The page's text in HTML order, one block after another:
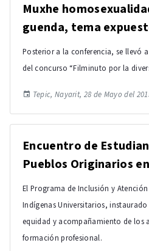
Muxhe
guenda, tema
Posterior a la conferencia, se llevó
del concurso “Filminuto por la
Tepic, Nayarit, 28 de Mayo del
Encuentro de
Pueblos Originarios
El Programa de Inclusión y
Indígenas Universitarios,
equidad y acompañamiento de los
formación profesional.